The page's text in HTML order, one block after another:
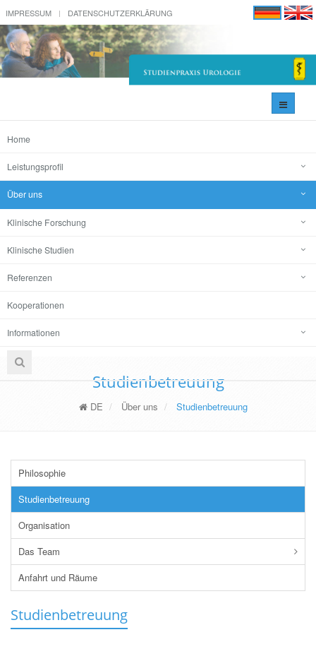
IMPRESSUM DATENSCHUTZERKLÄRUNG
Home
Leistungsprofil
Über uns
Klinische Forschung
Klinische Studien
Referenzen
Kooperationen
Informationen
Studienbetreuung
DE Über uns Studienbetreuung
Philosophie
Studienbetreuung
Organisation
Das Team
Anfahrt und Räume
Studienbetreuung